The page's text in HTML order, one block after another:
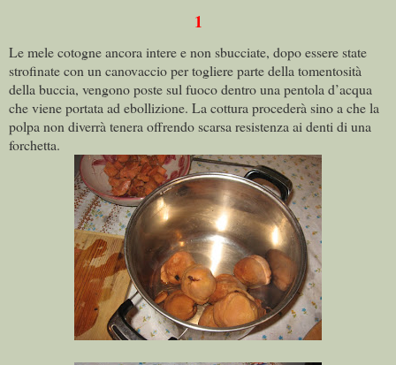
1
Le mele cotogne ancora intere e non sbucciate, dopo essere state
strofinate con un canovaccio per togliere parte della tomentosità
della buccia, vengono poste sul fuoco dentro una pentola d’acqua
che viene portata ad ebollizione. La cottura procederà sino a che la
polpa non diverrà tenera offrendo scarsa resistenza ai denti di una
forchetta.